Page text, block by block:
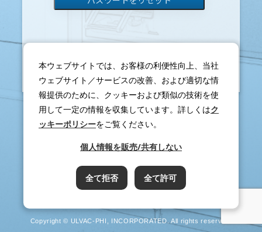
ログインはこちら
Copyright © ULVAC-PHI, INCORPORATED. All rights reserved.
本ウェブサイトでは、お客様の利便性向上、当社
ウェブサイト／サービスの改善、および適切な情
報提供のために、クッキーおよび類似の技術を使
用して一定の情報を収集しています。詳しくはク
ッキーポリシーをご覧ください。
個人情報を販売/共有しない
全て拒否 全て許可